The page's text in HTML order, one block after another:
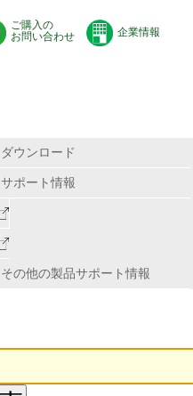
ご購入の
お問い合わせ
企業情報
ダウンロード
サポート情報
その他の製品サポート情報